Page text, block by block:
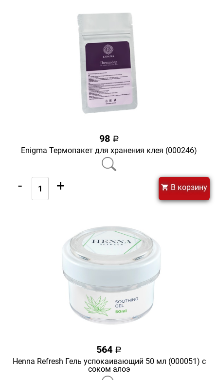
98 a
Enigma Термопакет для хранения клея (000246)
- + В корзину
564 a
Henna Refresh Гель успокаивающий 50 мл (000051) с
соком алоэ